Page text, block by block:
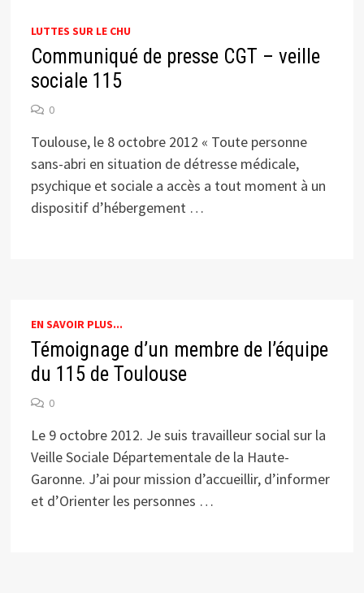
LUTTES SUR LE CHU
Communiqué de presse CGT – veille
sociale 115
0
Toulouse, le 8 octobre 2012 « Toute personne
sans-abri en situation de détresse médicale,
psychique et sociale a accès a tout moment à un
dispositif d’hébergement …
EN SAVOIR PLUS...
Témoignage d’un membre de l’équipe
du 115 de Toulouse
0
Le 9 octobre 2012. Je suis travailleur social sur la
Veille Sociale Départementale de la Haute-
Garonne. J’ai pour mission d’accueillir, d’informer
et d’Orienter les personnes …